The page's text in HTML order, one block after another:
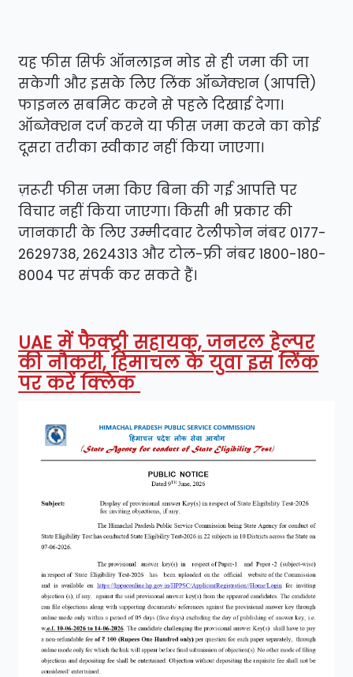
यह फीस सिर्फ ऑनलाइन मोड से ही जमा की जा
सकेगी और इसके लिए लिंक ऑब्जेक्शन (आपत्ति)
फाइनल सबमिट करने से पहले दिखाई देगा।
ऑब्जेक्शन दर्ज करने या फीस जमा करने का कोई
दूसरा तरीका स्वीकार नहीं किया जाएगा।
ज़रूरी फीस जमा किए बिना की गई आपत्ति पर
विचार नहीं किया जाएगा। किसी भी प्रकार की
जानकारी के लिए उम्मीदवार टेलीफोन नंबर 0177-
2629738, 2624313 और टोल-फ्री नंबर 1800-180-
8004 पर संपर्क कर सकते हैं।
UAE में फैक्ट्री सहायक, जनरल हेल्पर
की नौकरी, हिमाचल के युवा इस लिंक
पर करें क्लिक